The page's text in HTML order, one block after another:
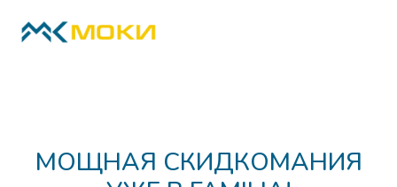
МОЩНАЯ СКИДКОМАНИЯ